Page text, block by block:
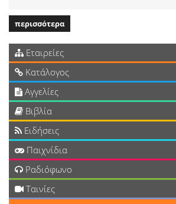
περισσότερα
Εταιρείες
Κατάλογος
Αγγελίες
Βιβλία
Ειδήσεις
Παιχνίδια
Ραδιόφωνο
Ταινίες